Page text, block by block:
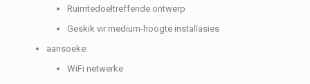
Ruimtedoeltreffende ontwerp
Geskik vir medium-hoogte installasies
aansoeke:
WiFi netwerke